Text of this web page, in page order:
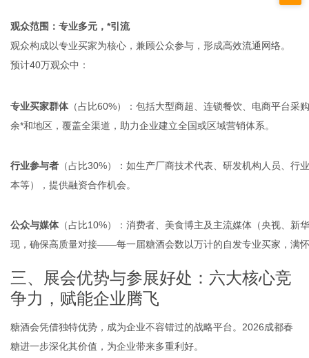
观众范围：专业多元，*引流
观众构成以专业买家为核心，兼顾公众参与，形成高效流通网络。
预计40万观众中：
专业买家群体（占比60%）：包括大型商超、连锁餐饮、电商平台采
余*和地区，覆盖全渠道，助力企业建立全国或区域营销体系。
行业参与者 （占比30%）：如生产厂商技术代表、研发机构人员、
本等），提供融资合作机会。
公众与媒体（占比10%）：消费者、美食博主及主流媒体（央视、新
现，确保高质量对接——每一届糖酒会数以万计的自发专业买家，满
三、展会优势与参展好处：六大核心竞
争力，赋能企业腾飞
糖酒会凭借独特优势，成为企业不容错过的战略平台。2026成都春
糖进一步深化其价值，为企业带来多重利好。